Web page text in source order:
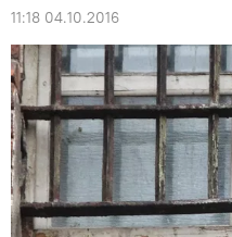
11:18 04.10.2016